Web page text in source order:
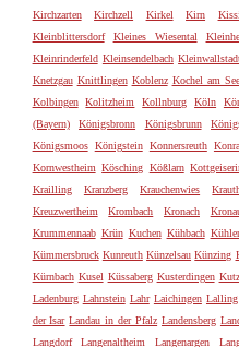
Kirchzarten
Kirchzell Kirkel Kirn
Kleinblittersdorf
Kleines Wiesental
Kleinrinderfeld Kleinsendelbach
Knetzgau Knittlingen Koblenz Kochel am See
Kolbingen
Kolitzheim Kollnburg Köln
(Bayern)
Königsbronn Königsbrunn
Königsmoos Königstein Konnersreuth
Kornwestheim Kösching Kößlarn
Krailling
Kranzberg Krauchenwies
Kreuzwertheim
Krombach Kronach
Krummennaab Krün Kuchen Kühbach
Kümmersbruck Kunreuth Künzelsau Künzing
Kürnbach Kusel Küssaberg Kusterdingen
Ladenburg Lahnstein Lahr Laichingen Lalling
der Isar Landau in der Pfalz Landensberg
Langdorf
Langenaltheim Langenargen